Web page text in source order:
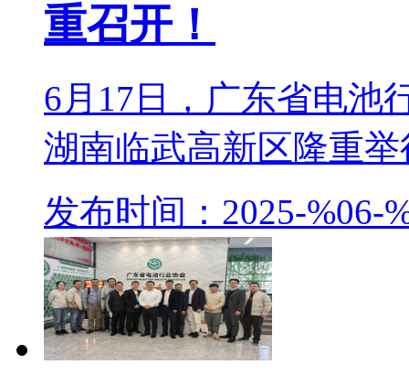
重召开！
6月17日，广东省电池
湖南临武高新区隆重举
发布时间：2025-%06-